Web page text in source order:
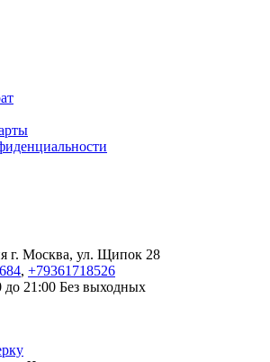
г. Москва, ул. Щипок 28
, +79361718526
до 21:00 Без выходных